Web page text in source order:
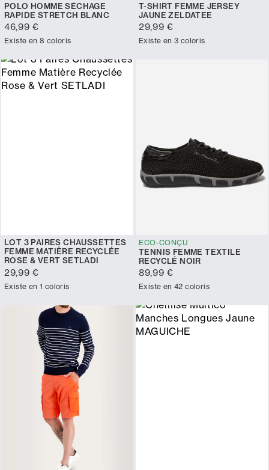
POLO HOMME SÉCHAGE
RAPIDE STRETCH BLANC
46,99 €
Existe en 8 coloris
T-SHIRT FEMME JERSEY
JAUNE ZELDATEE
29,99 €
Existe en 3 coloris
LOT 3 PAIRES CHAUSSETTES
FEMME MATIÈRE RECYCLÉE
ROSE & VERT SETLADI
29,99 €
Existe en 1 coloris
ECO-CONÇU
TENNIS FEMME TEXTILE
RECYCLÉ NOIR
89,99 €
Existe en 42 coloris